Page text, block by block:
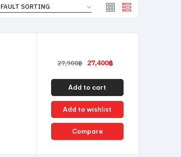
27,900฿ 27,400฿
Add to cart
Add to wishlist
Compare